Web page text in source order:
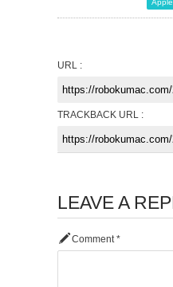
Apple
URL :
TRACKBACK URL :
LEAVE A
Comment *